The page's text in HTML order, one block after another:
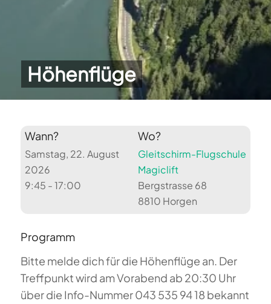
Höhenflüge
Wann?
Samstag, 22. August
2026
9:45 - 17:00
Wo?
Gleitschirm-Flugschule
Magiclift
Bergstrasse 68
8810 Horgen
Programm
Bitte melde dich für die Höhenflüge an. Der
Treffpunkt wird am Vorabend ab 20:30 Uhr
über die Info-Nummer 043 535 94 18 bekannt